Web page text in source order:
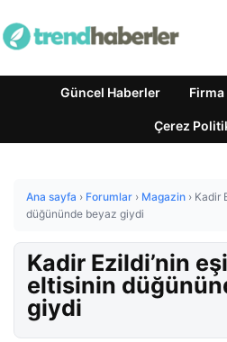
Güncel Haberler Firma
Çerez
Ana sayfa › Forumlar › Magazin › Kadir
düğününde beyaz giydi
Kadir Ezildi’nin
eltisinin
giydi